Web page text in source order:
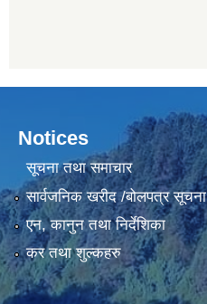
Notices
सूचना तथा समाचार
सार्वजनिक खरीद /बोलपत्र सूचना
एन, कानुन तथा निर्देशिका
कर तथा शुल्कहरु